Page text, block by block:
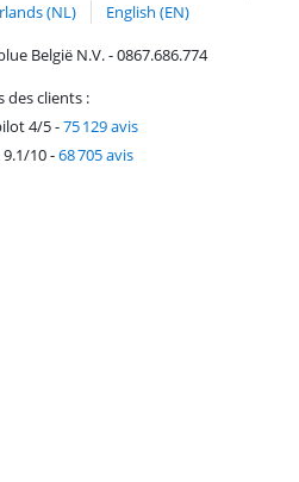
(NL)
English (EN)
België N.V. - 0867.686.774
des clients :
4/5-75 129 avis
10-68 705 avis